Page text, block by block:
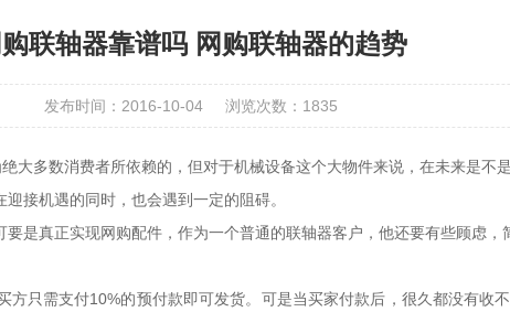
购联轴器靠谱吗 网购联轴器的趋势
发布时间：2016-10-04 浏览次数： 1835
大多数消费者所依赖的，但对于机械设备这个大物件来说，在未来是不
接机遇的同时，也会遇到一定的阻碍。
是真正实现网购配件，作为一个普通的联轴器客户，他还要有些顾虑，
需支付10%的预付款即可发货。可是当买家付款后，很久都没有收